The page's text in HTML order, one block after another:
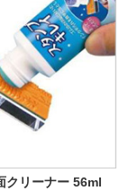
クリーナー 56ml